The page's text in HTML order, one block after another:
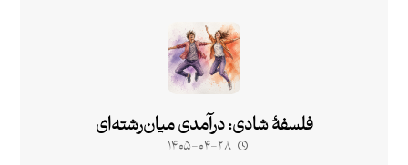
فلسفۀ شادی: درآمدی میان‌رشته‌ای
۱۴۰۵-۰۴-۲۸